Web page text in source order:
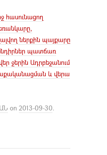
հասունացող
ներքին պայքարը
պատճառ
ջերին Ադրբեջանում
և վերա
on 2013-09-30.